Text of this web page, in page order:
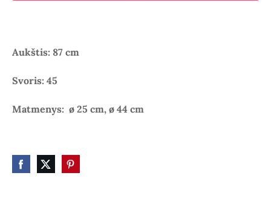
Aukštis: 87 cm
Svoris: 45
Matmenys: ø 25 cm, ø 44 cm